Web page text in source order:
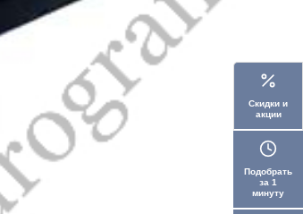
Скидки и
акции
Подобрать
за 1
минуту